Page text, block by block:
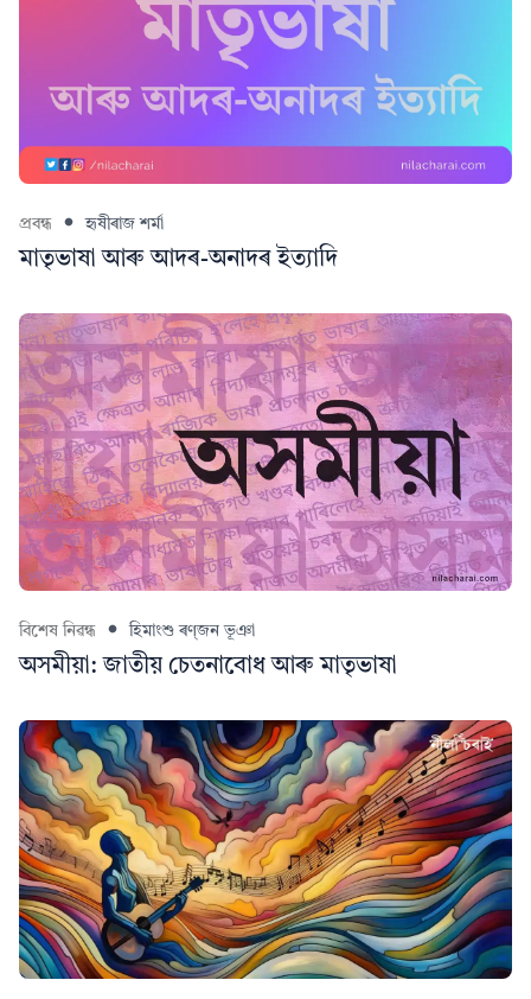
প্ৰবন্ধ হৃষীৰাজ শৰ্মা
মাতৃভাষা আৰু আদৰ-অনাদৰ ইত্যাদি
বিশেষ নিৱন্ধ হিমাংশু ৰণ্‌জন ভূঞা
অসমীয়া: জাতীয় চেতনাবোধ আৰু মাতৃভাষা